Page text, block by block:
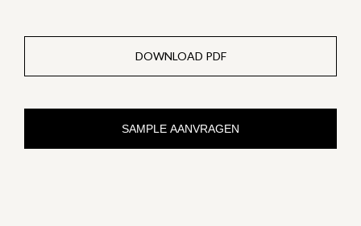
DOWNLOAD PDF
SAMPLE AANVRAGEN